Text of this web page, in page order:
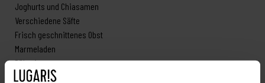
Joghurts und Chiasamen
Verschiedene Säfte
Frisch geschnittenes Obst
Marmeladen
Rühreier
Speck